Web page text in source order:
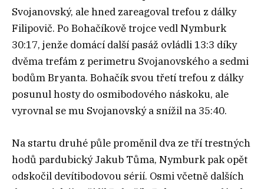
Svojanovský, ale hned zareagoval trefou z dálky
Filipovič. Po Bohačíkově trojce vedl Nymburk
30:17, jenže domácí další pasáž ovládli 13:3 díky
dvěma trefám z perimetru Svojanovského a sedmi
bodům Bryanta. Bohačík svou třetí trefou z dálky
posunul hosty do osmibodového náskoku, ale
vyrovnal se mu Svojanovský a snížil na 35:40.
Na startu druhé půle proměnil dva ze tří trestných
hodů pardubický Jakub Tůma, Nymburk pak opět
odskočil devítibodovou sérií. Osmi včetně dalších